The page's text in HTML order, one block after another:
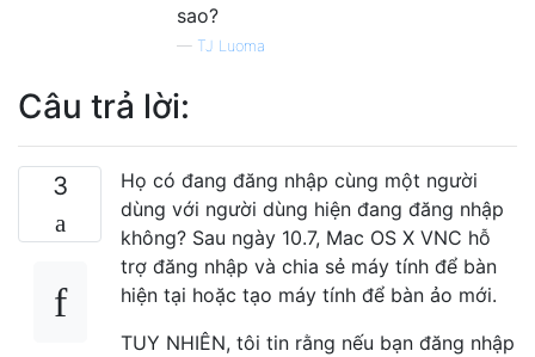
sao?
— TJ Luoma
Câu trả lời:
3
Họ có đang đăng nhập cùng một người
dùng với người dùng hiện đang đăng nhập
không? Sau ngày 10.7, Mac OS X VNC hỗ
trợ đăng nhập và chia sẻ máy tính để bàn
hiện tại hoặc tạo máy tính để bàn ảo mới.
TUY NHIÊN, tôi tin rằng nếu bạn đăng nhập